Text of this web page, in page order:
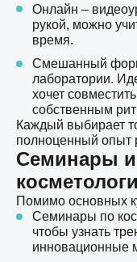
Онлайн –
рукой, можно
время.
Смешанный
лаборатории.
хочет
собственным
Каждый выбирает
полноценный опыт
Семинары и
Помимо основных
Семинары по
чтобы узнать
инновационные